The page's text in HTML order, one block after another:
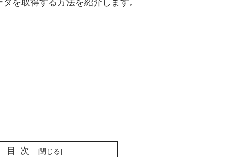
を取得する方法を紹介します。
目次